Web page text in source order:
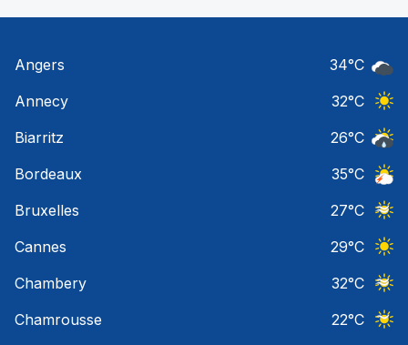
Angers 34°C
Annecy
32°C
Biarritz
26°C
Bordeaux
35°C
Bruxelles
27°C
Cannes
29°C
Chambery
32°C
Chamrousse
22°C